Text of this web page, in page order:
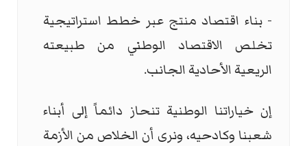
- بناء اقتصاد منتج عبر خطط استراتيجية
تخلص الاقتصاد الوطني من طبيعته
الريعية الأحادية الجانب.
إن خياراتنا الوطنية تنحاز دائماً إلى أبناء
شعبنا وكادحيه، ونرى أن الخلاص من الأزمة